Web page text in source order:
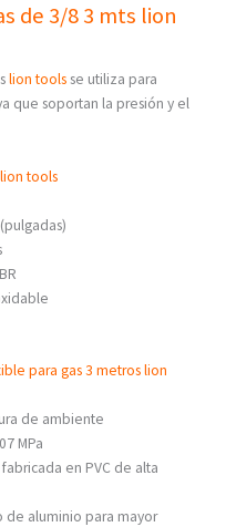
de 3/8 3 mts lion
lion tools se utiliza para
que soportan la presión y el
tools
para gas 3 metros lion
de ambiente
MPa
en PVC de alta
de aluminio para mayor